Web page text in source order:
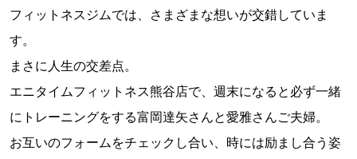
フィットネスジムでは、さまざまな想いが交錯していま
す。
まさに人生の交差点。
エニタイムフィットネス熊谷店で、週末になると必ず一緒
にトレーニングをする富岡達矢さんと愛雅さんご夫婦。
お互いのフォームをチェックし合い、時には励まし合う姿